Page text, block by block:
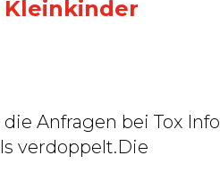
Anfragen bei Tox Info
verdoppelt.Die